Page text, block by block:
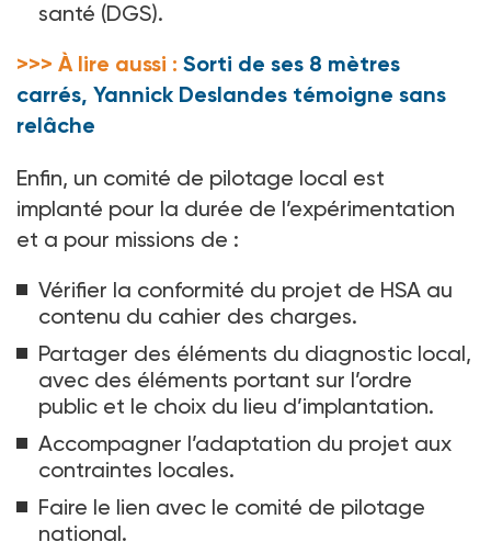
santé (DGS).
>>> À lire aussi : Sorti de ses 8 mètres
carrés, Yannick Deslandes témoigne sans
relâche
Enfin, un comité de pilotage local est
implanté pour la durée de l’expérimentation
et a pour missions de :
Vérifier la conformité du projet de HSA au
contenu du cahier des charges.
Partager des éléments du diagnostic local,
avec des éléments portant sur l’ordre
public et le choix du lieu d’implantation.
Accompagner l’adaptation du projet aux
contraintes locales.
Faire le lien avec le comité de pilotage
national.